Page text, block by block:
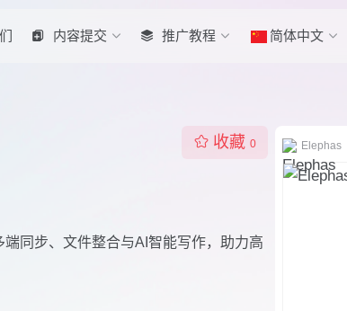
内容提交 推广教程 简体中文
收藏 0
同步、文件整合与AI智能写作，助力高
Elephas